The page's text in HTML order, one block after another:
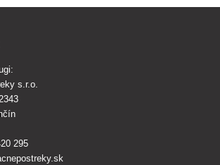
s.r.o.
295